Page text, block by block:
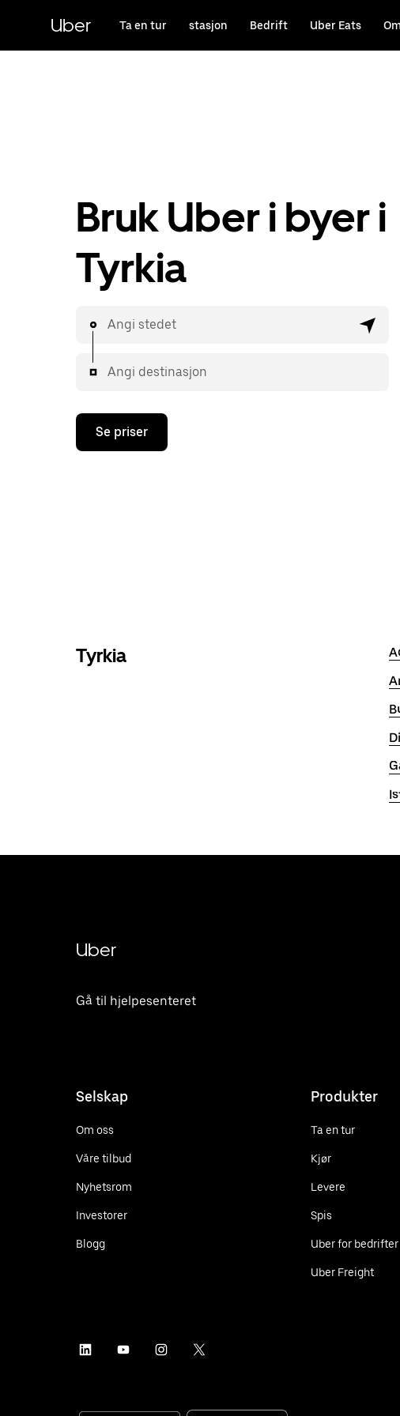
hovedinnholdet
Uber Ta en tur stasjon Bedrift Uber Eats Om
Bruk Uber i byer i
Tyrkia
Angi stedet
Angi destinasjon
Se priser
Tyrkia
Uber
Gå til hjelpesenteret
Selskap
Om oss
Våre tilbud
Nyhetsrom
Investorer
Blogg
Produkter
Ta en tur
Kjør
Levere
Spis
Uber for bedrifter
Uber Freight